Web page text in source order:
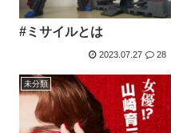
#ミサイルとは
2023.07.27 28
未分類